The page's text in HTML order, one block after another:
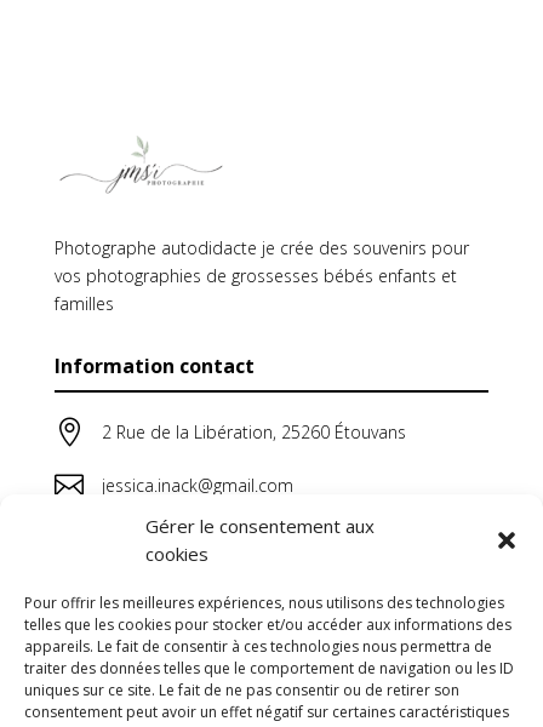
Gérer le consentement aux
cookies
Pour offrir les meilleures expériences, nous utilisons des technologies
telles que les cookies pour stocker et/ou accéder aux informations des
appareils. Le fait de consentir à ces technologies nous permettra de
traiter des données telles que le comportement de navigation ou les ID
uniques sur ce site. Le fait de ne pas consentir ou de retirer son
consentement peut avoir un effet négatif sur certaines caractéristiques
Photographe autodidacte je crée des souvenirs pour
vos photographies de grossesses bébés enfants et
familles
Information contact
 2 Rue de la Libération, 25260 Étouvans
 jessica.inack@gmail.com
06 64 44 38 20